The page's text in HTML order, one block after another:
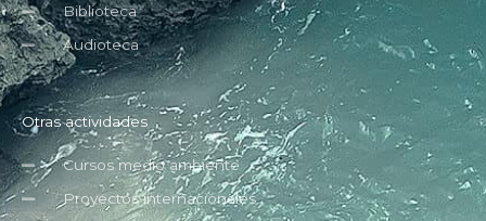
Biblioteca
Audioteca
Otras actividades
Cursos medio ambiente
Proyectos internacionales